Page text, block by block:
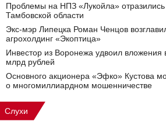
Проблемы на НПЗ «Лукойла» отразились
Тамбовской области
Экс-мэр Липецка Роман Ченцов
агрохолдинг «Экоптица»
Инвестор из Воронежа удвоил вложения
млрд рублей
Основного акционера «Эфко» Кустова
о многомиллиардном мошенничестве
Слухи